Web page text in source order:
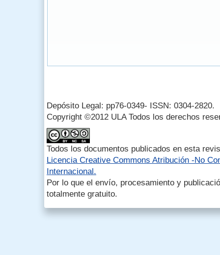
Depósito Legal: pp76-0349- ISSN: 0304-2820.
Copyright ©2012 ULA Todos los derechos
Todos los documentos publicados en esta
Licencia Creative Commons Atribución -No
Internacional.
Por lo que el envío, procesamiento y
totalmente gratuito.